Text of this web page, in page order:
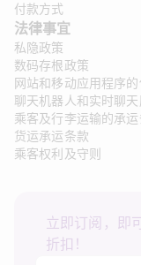
付款方式
法律事宜
私隐政策
数码存根政策
网站和移动应用程序
聊天机器人和实时聊
乘客及行李运输的承
货运承运条款
乘客权利及守则
立即订阅，即
折扣！